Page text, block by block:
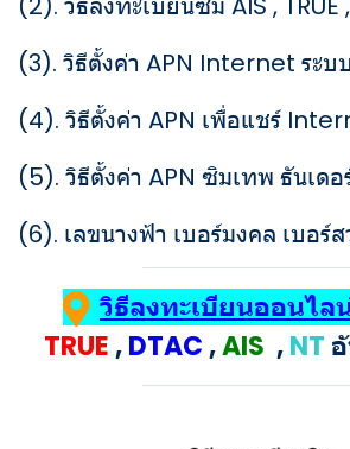
(3). วิธีตั้งค่า APN Internet ระ
(4). วิธีตั้งค่า APN เพื่อแชร์
(5). วิธีตั้งค่า APN ซิมเทพ ธันเด
(6). เลขนางฟ้า เบอร์มงคล เบอร์
วิธีลงทะเบียนออนไล
TRUE ,DTAC ,AIS ,NT